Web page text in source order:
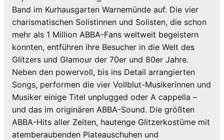
Band im Kurhausgarten Warnemünde auf. Die vier
charismatischen Solistinnen und Solisten, die schon
mehr als 1 Million ABBA-Fans weltweit begeistern
konnten, entführen ihre Besucher in die Welt des
Glitzers und Glamour der 70er und 80er Jahre.
Neben den powervoll, bis ins Detail arrangierten
Songs, performen die vier Vollblut-Musikerinnen und
Musiker einige Titel unplugged oder A cappella –
und das im originären ABBA-Sound. Die größten
ABBA-Hits aller Zeiten, hautenge Glitzerkostüme mit
atemberaubenden Plateauschuhen und